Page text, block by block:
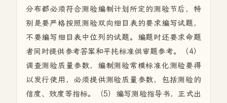
分布都必须符合测验编制计划所定的测验节后，特
别是要严格按照测验双向细目表的要求编写试题，
不要编写细目表中位列的试题。编题时还要求命题
者同时提供参考答案和平扥标准供审题参考。（4）
调查测验质量参数，编制测验常模标准化测验要得
以发行使用，必须提供测验质量参数，包括测验的
信度、效度等指标。（5）编写测验指导书，正式出